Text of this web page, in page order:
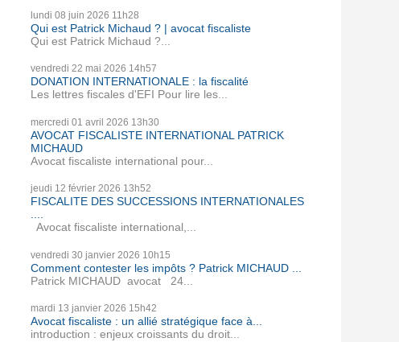
lundi 08 juin 2026 11h28
Qui est Patrick Michaud ? | avocat fiscaliste
Qui est Patrick Michaud ?...
vendredi 22 mai 2026 14h57
DONATION INTERNATIONALE : la fiscalité
Les lettres fiscales d'EFI Pour lire les...
mercredi 01 avril 2026 13h30
AVOCAT FISCALISTE INTERNATIONAL PATRICK
MICHAUD
Avocat fiscaliste international pour...
jeudi 12 février 2026 13h52
FISCALITE DES SUCCESSIONS INTERNATIONALES
Avocat fiscaliste international,...
vendredi 30 janvier 2026 10h15
Comment contester les impôts ? Patrick MICHAUD ...
Patrick MICHAUD avocat 24...
mardi 13 janvier 2026 15h42
Avocat fiscaliste : un allié stratégique face à...
introduction : enjeux croissants du droit...